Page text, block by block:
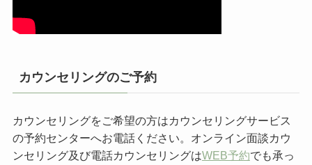
カウンセリングのご予約
カウンセリングをご希望の方はカウンセリングサービス
の予約センターへお電話ください。オンライン面談カウ
ンセリング及び電話カウンセリングはWEB予約でも承っ